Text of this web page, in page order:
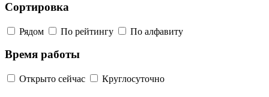
Сортировка
Рядом По рейтингу По алфавиту
Время работы
Открыто сейчас Круглосуточно